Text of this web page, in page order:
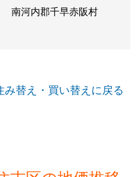
南河内郡千早赤阪村
み替え・買い替えに戻る